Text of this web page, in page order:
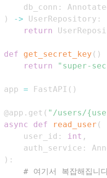
    db_conn
:
)
-> UserRepository :
return
def get_secret_key ( )
return
"super-
app = FastAPI ( )
@app . get ( "/users/
async
def read_user (
    user_id
: int ,
    auth_service
:
) :
# 여기서 복잡해집